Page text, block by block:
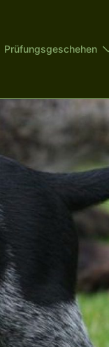
Prüfungsgeschehen